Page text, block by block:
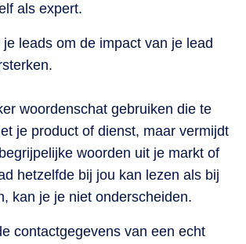
als expert.
leads om de impact van je lead
woordenschat gebruiken die te
je product of dienst, maar vermijdt
woorden uit je markt of
hetzelfde bij jou kan lezen als bij
kan je je niet onderscheiden.
contactgegevens van een echt